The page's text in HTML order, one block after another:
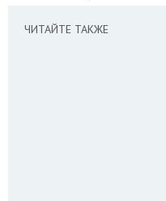
ЧИТАЙТЕ ТАКЖЕ